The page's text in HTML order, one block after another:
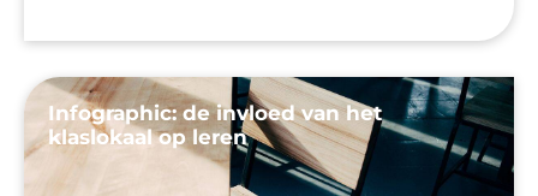
Infographic: de invloed van het
klaslokaal op leren